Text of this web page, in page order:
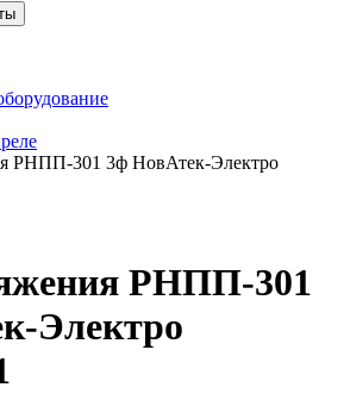
РНПП-301 3ф НовАтек-Электро
РНПП-301
Электро